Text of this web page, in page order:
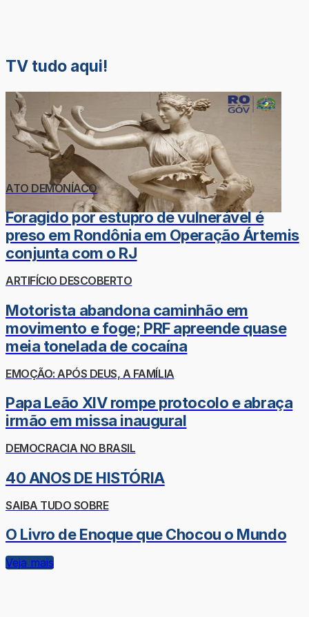
TV tudo aqui!
ATO DEMONÍACO
Foragido por estupro de vulnerável é
preso em Rondônia em Operação Ártemis
conjunta com o RJ
ARTIFÍCIO DESCOBERTO
Motorista abandona caminhão em
movimento e foge; PRF apreende quase
meia tonelada de cocaína
EMOÇÃO: APÓS DEUS, A FAMÍLIA
Papa Leão XIV rompe protocolo e abraça
irmão em missa inaugural
DEMOCRACIA NO BRASIL
40 ANOS DE HISTÓRIA
SAIBA TUDO SOBRE
O Livro de Enoque que Chocou o Mundo
Veja mais